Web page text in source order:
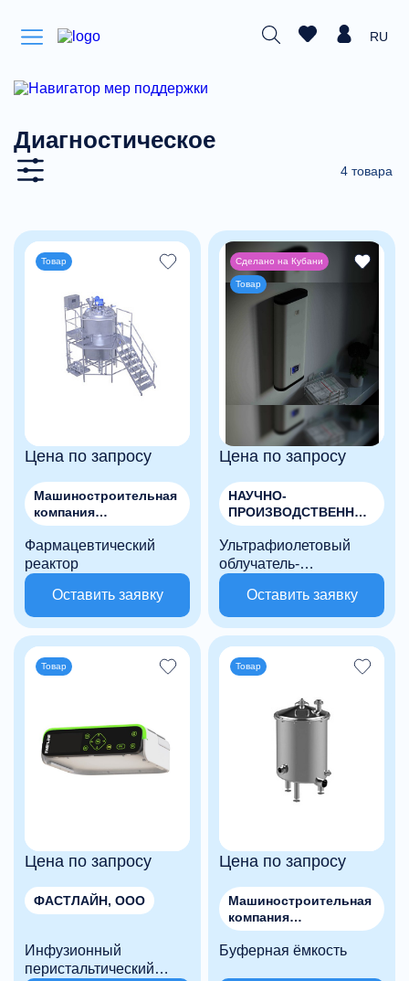
RU
Диагностическое
4 товара
Товар
Цена по запросу
Машиностроительная
компания
"МЕТАЛЛСТРОЙМАШ"
, ООО
Фармацевтический
реактор
Оставить заявку
Сделано на Кубани
Товар
Цена по запросу
НАУЧНО-
ПРОИЗВОДСТВЕННАЯ
КОМПАНИЯ
ИМ.СЕДИНА, ООО
Ультрафиолетовый
облучатель-
рециркулятор
закрытого типа
Оставить заявку
Товар
Цена по запросу
ФАСТЛАЙН, ООО
Инфузионный
перистальтический
Товар
Цена по запросу
Машиностроительная
компания
"МЕТАЛЛСТРОЙМАШ"
, ООО
Буферная ёмкость